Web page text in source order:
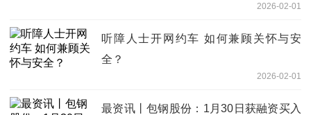
2026-02-01
听障人士开网约车 如何兼顾关怀与安
全？
2026-02-01
最资讯丨包钢股份：1月30日获融资买入